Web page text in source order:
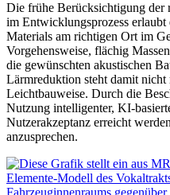
Die frühe Berücksichtigung der
im Entwicklungsprozess erlaubt
Materials am richtigen Ort im
Vorgehensweise, flächig
die gewünschten akustischen
Lärmreduktion steht damit
Leichtbauweise. Durch die
Nutzung intelligenter, KI-
Nutzerakzeptanz erreicht
anzusprechen.